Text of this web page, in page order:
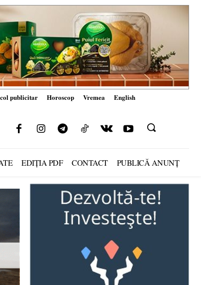
publicitar Horoscop Vremea English
EDIȚIA PDF CONTACT PUBLICĂ ANUNȚ